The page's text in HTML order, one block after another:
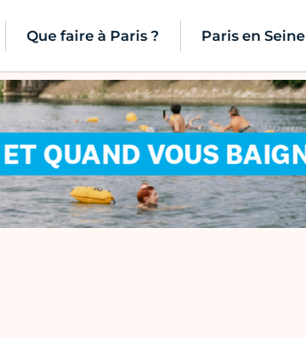
Que faire à Paris ? Paris en Seine